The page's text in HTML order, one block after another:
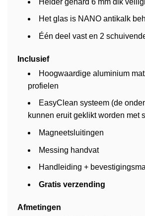
Het glas is NANO antikalk
Één deel vast en 2
Inclusief
Hoogwaardige aluminium
profielen
EasyClean systeem (de
kunnen eruit geklikt worden met
Magneetsluitingen
Messing handvat
Handleiding +
Gratis verzending
Afmetingen